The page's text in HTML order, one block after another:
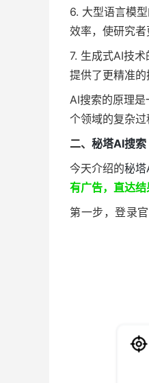
6. 大型语言模
效率，使研究者
7. 生成式AI技
提供了更精准的
AI搜索的原理
个领域的复杂
二、 秘塔AI搜索
今天介绍的秘塔
有广告，直达结
第一步，登录